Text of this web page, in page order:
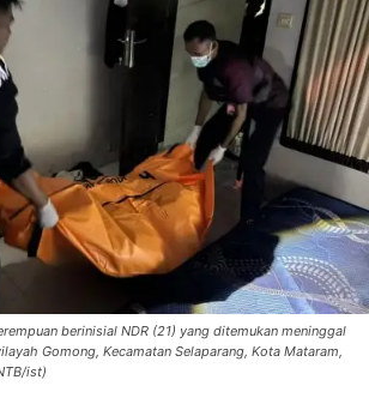
berinisial NDR (21) yang ditemukan meninggal
Gomong, Kecamatan Selaparang, Kota Mataram,
ist)